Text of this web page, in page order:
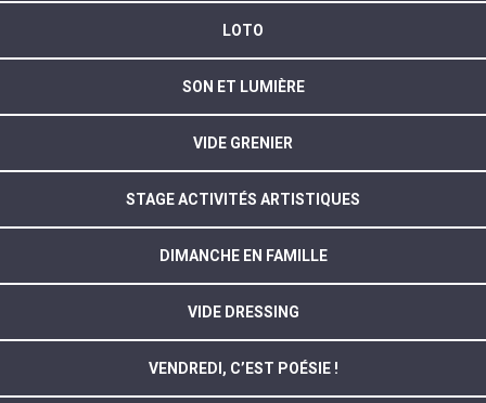
LOTO
SON ET LUMIÈRE
VIDE GRENIER
STAGE ACTIVITÉS ARTISTIQUES
DIMANCHE EN FAMILLE
VIDE DRESSING
VENDREDI, C’EST POÉSIE !